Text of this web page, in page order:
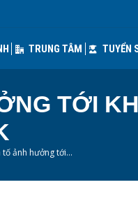
TRUNG TÂM TUYỂN
TỚI
tố ảnh hưởng tới…